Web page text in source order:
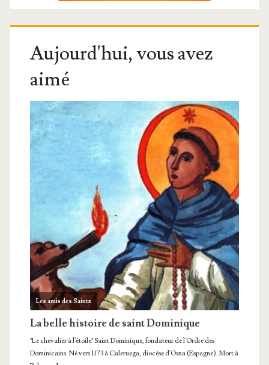
Aujourd'hui, vous avez
aimé